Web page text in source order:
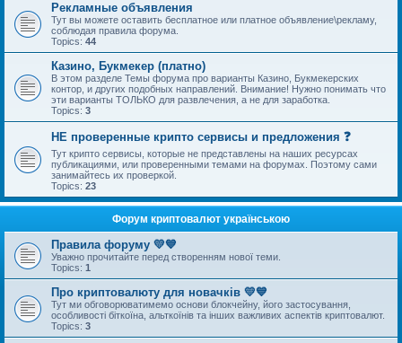
Рекламные объявления
Тут вы можете оставить бесплатное или платное объявление\рекламу,
соблюдая правила форума.
Topics: 44
Казино, Букмекер (платно)
В этом разделе Темы форума про варианты Казино, Букмекерских
контор, и других подобных направлений. Внимание! Нужно понимать что
эти варианты ТОЛЬКО для развлечения, а не для заработка.
Topics: 3
НЕ проверенные крипто сервисы и предложения ❓
Тут крипто сервисы, которые не представлены на наших ресурсах
публикациями, или проверенными темами на форумах. Поэтому сами
занимайтесь их проверкой.
Topics: 23
Форум криптовалют українською
Правила форуму 💛💙
Уважно прочитайте перед створенням нової теми.
Topics: 1
Про криптовалюту для новачків 💛💙
Тут ми обговорюватимемо основи блокчейну, його застосування,
особливості біткоїна, альткоїнів та інших важливих аспектів криптовалют.
Topics: 3